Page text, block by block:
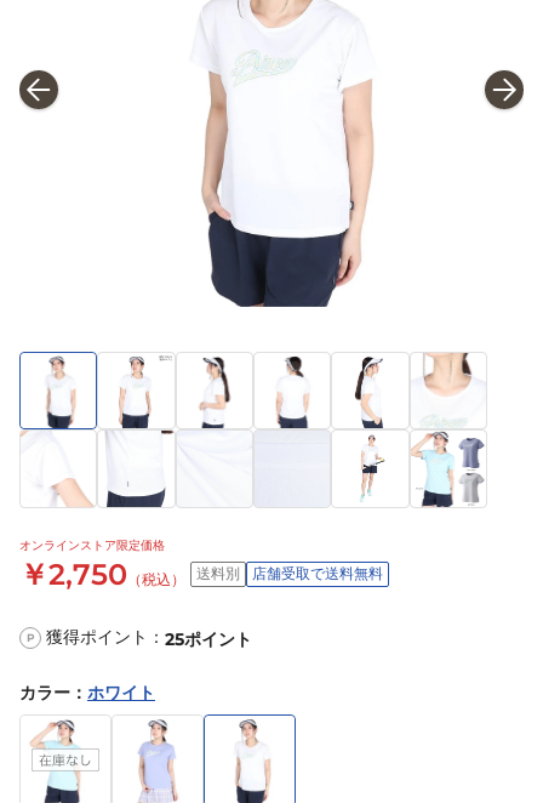
オンラインストア限定価格
￥2,750 （税込） 送料別 店舗受取で送料無料
P 獲得ポイント： 25ポイント
カラー ： ホワイト